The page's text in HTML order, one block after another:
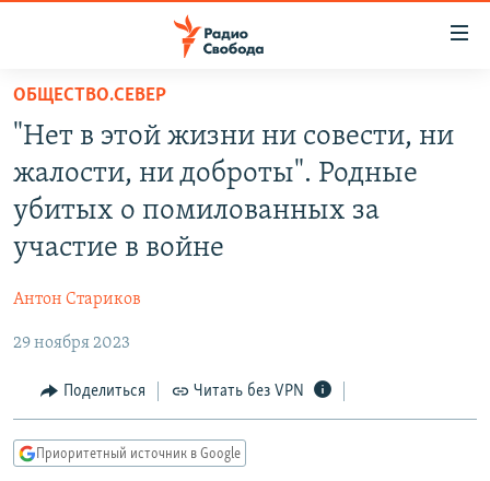
упрощенного
доступа
основному
содержанию
Вернутся
навигации
Вернутся
поиску
ПРОГРАММЫ
АВТОРСКИЕ ПРОЕКТЫ
ЦИТАТЫ СВОБОДЫ
КУЛЬТУРА
IDEL.РЕАЛИИ
КАВКАЗ.РЕАЛИИ
СИБИРЬ.РЕАЛИИ
ОБЩЕСТВО.СЕВЕР
"Нет в этой жизни ни совести, ни
жалости, ни доброты". Родные
убитых о помилованных за
участие в войне
Антон Стариков
29 ноября 2023
Поделиться Читать без VPN
Приоритетный источник в Google